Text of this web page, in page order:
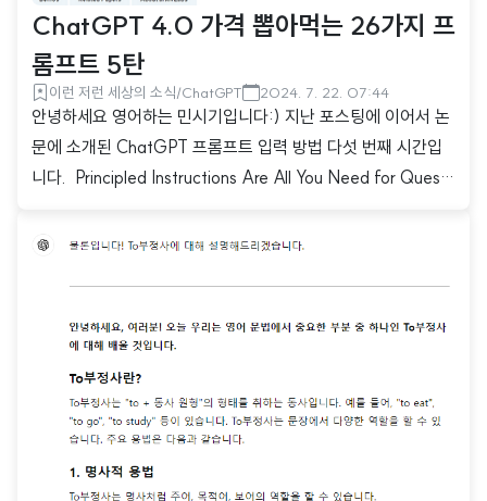
ChatGPT 4.0 가격 뽑아먹는 26가지 프
롬프트 5탄
이런 저런 세상의 소식/ChatGPT 2024. 7. 22. 07:44
안녕하세요 영어하는 민시기입니다:) 지난 포스팅에 이어서 논
문에 소개된 ChatGPT 프롬프트 입력 방법 다섯 번째 시간입
니다. Principled Instructions Are All You Need for Questi
guiding principles designed to streamline the process of
estions for various scales of large language models, ex..